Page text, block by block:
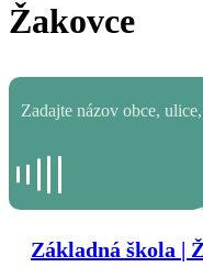
Žakovce
Základná škola |